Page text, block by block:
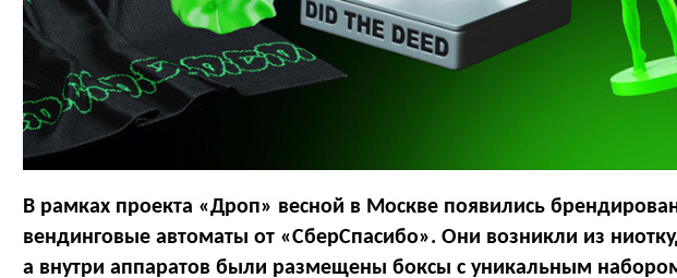
В рамках проекта «Дроп» весной в Москве появились
вендинговые автоматы от «СберСпасибо». Они возникли из
а внутри аппаратов были размещены боксы с уникальным